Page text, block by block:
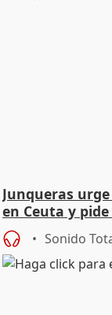
Junqueras
en Ceuta y
Sonido